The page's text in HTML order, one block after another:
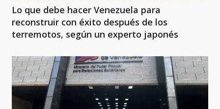
Lo que debe hacer Venezuela para
reconstruir con éxito después de los
terremotos, según un experto japonés